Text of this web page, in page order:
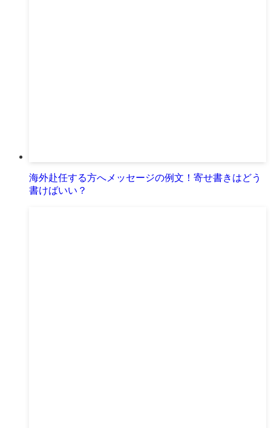
海外赴任する方へメッセージの例文！寄せ書きはどう
書けばいい？